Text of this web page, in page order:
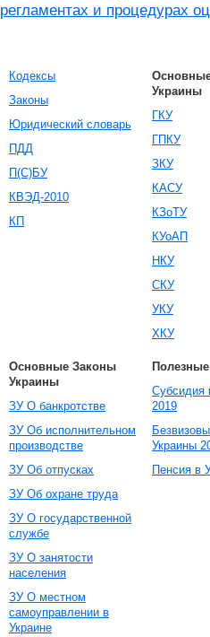
регламентах и ​​процедурах
Кодексы
Законы
Юридический словарь
ПДД
П(С)БУ
КВЭД-2010
КП
Украины
ГКУ
ГПКУ
ЗКУ
КАСУ
КЗоТУ
КУоАП
НКУ
СКУ
УКУ
ХКУ
Основные Законы
Украины
ЗУ О банкротстве
ЗУ Об исполнительном
производстве
ЗУ Об отпусках
ЗУ Об охране труда
ЗУ О государственной
службе
ЗУ О занятости
населения
ЗУ О местном
самоуправлении в
Украине
Полезные
Субсидия
2019
Украины
Пенсия в